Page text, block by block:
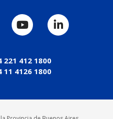
221 412 1800
11 4126 1800